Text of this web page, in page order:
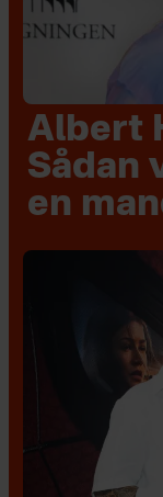
Albert
Sådan
en